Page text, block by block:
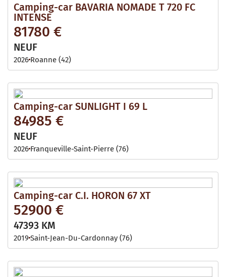
Camping-car BAVARIA NOMADE T 720 FC
INTENSE
81780 €
NEUF
2026 Roanne (42)
Camping-car SUNLIGHT I 69 L
84985 €
NEUF
2026 Franqueville-Saint-Pierre (76)
Camping-car C.I. HORON 67 XT
52900 €
47393 KM
2019 Saint-Jean-Du-Cardonnay (76)